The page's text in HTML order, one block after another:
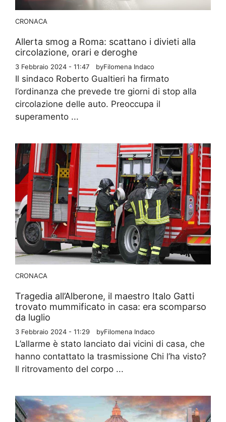
CRONACA
Allerta smog a Roma: scattano i divieti alla
circolazione, orari e deroghe
3 Febbraio 2024 - 11:47 byFilomena Indaco
Il sindaco Roberto Gualtieri ha firmato
l’ordinanza che prevede tre giorni di stop alla
circolazione delle auto. Preoccupa il
superamento ...
CRONACA
Tragedia all’Alberone, il maestro Italo Gatti
trovato mummificato in casa: era scomparso
da luglio
3 Febbraio 2024 - 11:29 byFilomena Indaco
L’allarme è stato lanciato dai vicini di casa, che
hanno contattato la trasmissione Chi l’ha visto?
Il ritrovamento del corpo ...